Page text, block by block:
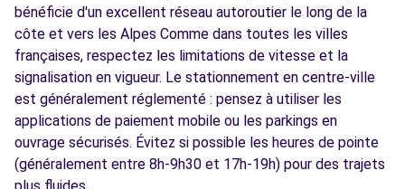
bénéficie d'un excellent réseau autoroutier le long de la
côte et vers les Alpes Comme dans toutes les villes
françaises, respectez les limitations de vitesse et la
signalisation en vigueur. Le stationnement en centre-ville
est généralement réglementé : pensez à utiliser les
applications de paiement mobile ou les parkings en
ouvrage sécurisés. Évitez si possible les heures de pointe
(généralement entre 8h-9h30 et 17h-19h) pour des trajets